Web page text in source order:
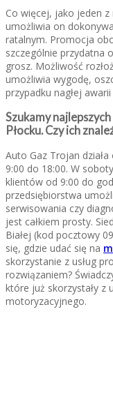
Co więcej, jako jeden
umożliwia on
ratalnym. Promocja
szczególnie przydatna
grosz. Możliwość
umożliwia wygodę,
przypadku nagłej
Szukamy
Płocku. Czy ich
Auto Gaz Trojan
9:00 do 18:00. W
klientów od 9:00 do
przedsiębiorstwa
serwisowania czy
jest całkiem prosty.
Białej (kod pocztowy
się, gdzie udać się na
skorzystanie z usług
rozwiązaniem?
które już skorzystały z
motoryzacyjnego.